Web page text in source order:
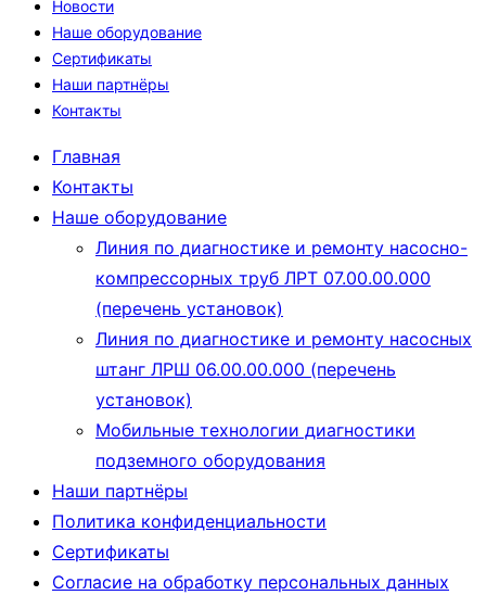
Новости
Наше оборудование
Сертификаты
Наши партнёры
Контакты
Главная
Контакты
Наше оборудование
Линия по диагностике и ремонту насосно-
компрессорных труб ЛРТ 07.00.00.000
(перечень установок)
Линия по диагностике и ремонту насосных
штанг ЛРШ 06.00.00.000 (перечень
установок)
Мобильные технологии диагностики
подземного оборудования
Наши партнёры
Политика конфиденциальности
Сертификаты
Согласие на обработку персональных данных